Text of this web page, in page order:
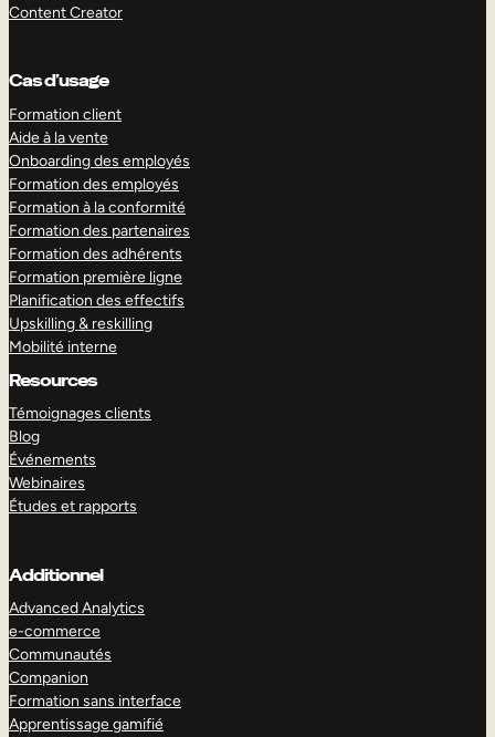
Content Creator
Cas d’usage
Formation client
Aide à la vente
Onboarding des employés
Formation des employés
Formation à la conformité
Formation des partenaires
Formation des adhérents
Formation première ligne
Planification des effectifs
Upskilling & reskilling
Mobilité interne
Resources
Témoignages clients
Blog
Événements
Webinaires
Études et rapports
Additionnel
Advanced Analytics
e-commerce
Communautés
Companion
Formation sans interface
Apprentissage gamifié